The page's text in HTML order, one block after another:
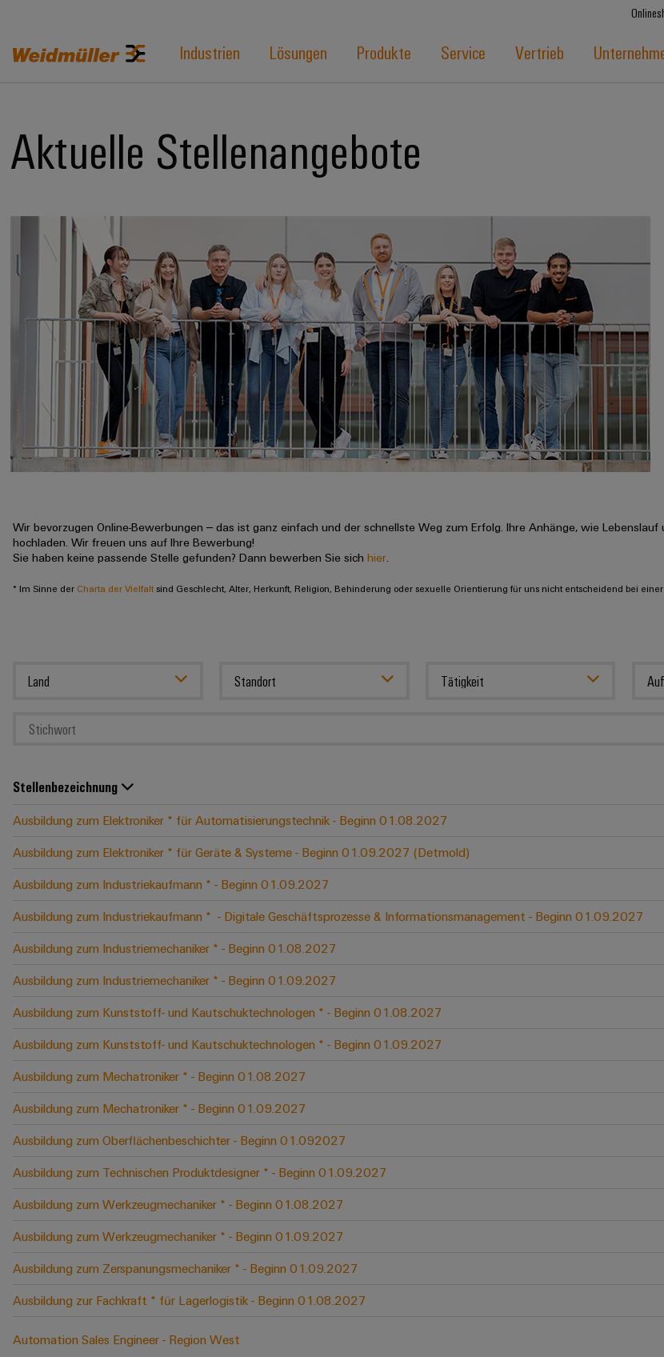
Industrien Lösungen Produkte Service Vertrieb
Aktuelle Stellenangebote
Wir bevorzugen Online-Bewerbungen – das ist ganz einfach und der schnellste Weg zum Erfolg. Ihre Anhänge, wie
hochladen. Wir freuen uns auf Ihre Bewerbung!
Sie haben keine passende Stelle gefunden? Dann bewerben Sie sich hier
* Im Sinne der Charta der Vielfalt sind Geschlecht, Alter, Herkunft, Religion, Behinderung oder sexuelle Orientierung für uns nicht entscheidend bei
Land Standort Tätigkeit
Stellenbezeichnung
Ausbildung zum Elektroniker * für Automatisierungstechnik - Beginn 01.08.2027
Ausbildung zum Elektroniker * für Geräte & Systeme - Beginn 01.09.2027 (Detmold)
Ausbildung zum Industriekaufmann * - Beginn 01.09.2027
Ausbildung zum Industriekaufmann * ​ - Digitale Geschäftsprozesse & Informationsmanagement - Beginn 01.09.2027
Ausbildung zum Industriemechaniker * - Beginn 01.08.2027
Ausbildung zum Industriemechaniker * - Beginn 01.09.2027
Ausbildung zum Kunststoff- und Kautschuktechnologen * - Beginn 01.08.2027
Ausbildung zum Kunststoff- und Kautschuktechnologen * - Beginn 01.09.2027
Ausbildung zum Mechatroniker * - Beginn 01.08.2027
Ausbildung zum Mechatroniker * - Beginn 01.09.2027
Ausbildung zum Oberflächenbeschichter - Beginn 01.092027
Ausbildung zum Technischen Produktdesigner * - Beginn 01.09.2027
Ausbildung zum Werkzeugmechaniker * - Beginn 01.08.2027
Ausbildung zum Werkzeugmechaniker * - Beginn 01.09.2027
Ausbildung zum Zerspanungsmechaniker * - Beginn 01.09.2027
Ausbildung zur Fachkraft * für Lagerlogistik - Beginn 01.08.2027
Automation Sales Engineer - Region West